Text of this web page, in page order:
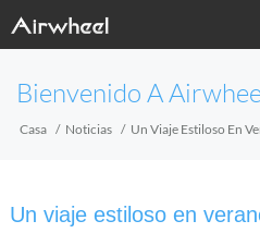
Bienvenido A
Casa Noticias Un Viaje Estiloso En
Un viaje estiloso en